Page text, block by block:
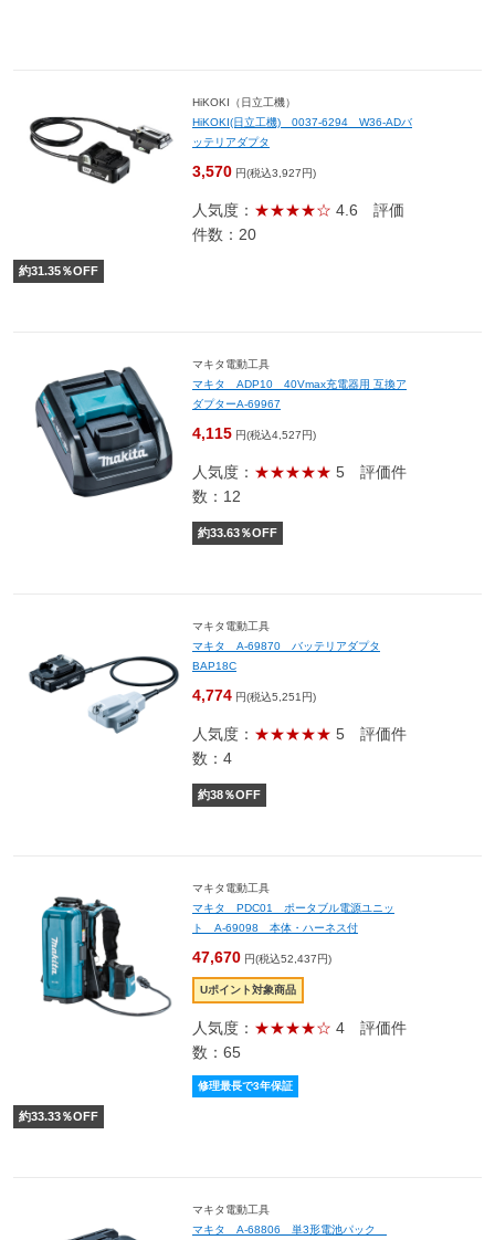
HiKOKI（日立工機）
HiKOKI(日立工機) 0037-6294 W36-ADバ
ッテリアダプタ
3,570 円(税込3,927円)
人気度： ★★★★☆ 4.6 評価
件数：20
約31.35％OFF
マキタ電動工具
マキタ ADP10 40Vmax充電器用 互換ア
ダプターA-69967
4,115 円(税込4,527円)
人気度： ★★★★★ 5 評価件
数：12
約33.63％OFF
マキタ電動工具
マキタ A-69870 バッテリアダプタ
BAP18C
4,774 円(税込5,251円)
人気度： ★★★★★ 5 評価件
数：4
約38％OFF
マキタ電動工具
マキタ PDC01 ポータブル電源ユニッ
ト A-69098 本体・ハーネス付
47,670 円(税込52,437円)
Uポイント対象商品
人気度： ★★★★☆ 4 評価件
数：65
修理最長で3年保証
約33.33％OFF
マキタ電動工具
マキタ A-68806 単3形電池パック